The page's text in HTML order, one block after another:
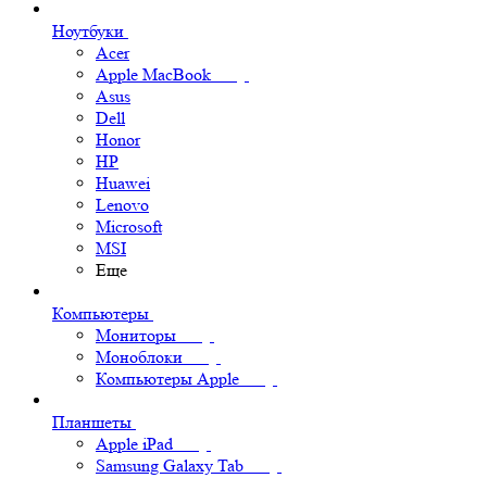
Ноутбуки
Acer
Apple MacBook
Asus
Dell
Honor
HP
Huawei
Lenovo
Microsoft
MSI
Еще
Компьютеры
Мониторы
Моноблоки
Компьютеры Apple
Планшеты
Apple iPad
Samsung Galaxy Tab